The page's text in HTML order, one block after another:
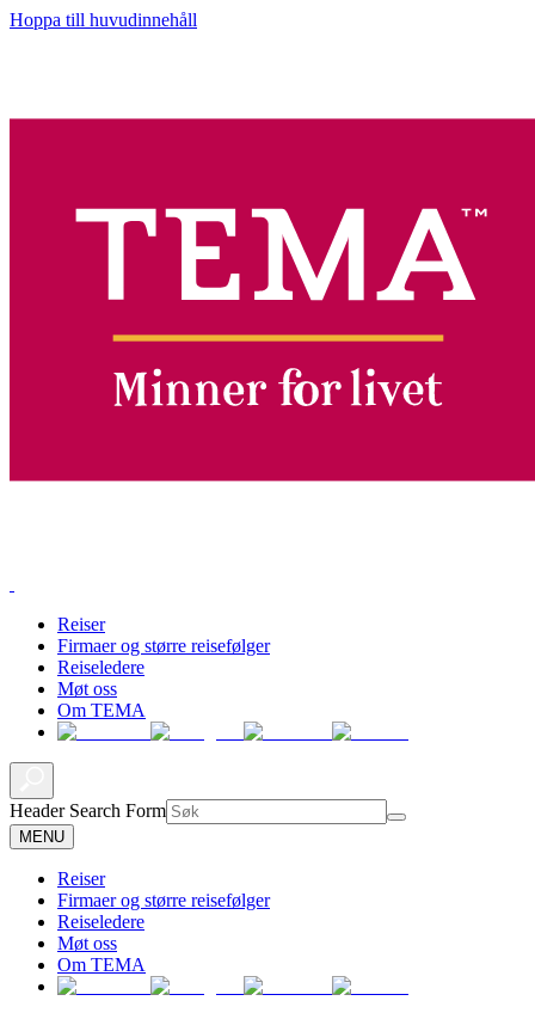
Hoppa till huvudinnehåll
Reiser
Firmaer og større reisefølger
Reiseledere
Møt oss
Om TEMA
Header Search Form
MENU
Reiser
Firmaer og større reisefølger
Reiseledere
Møt oss
Om TEMA